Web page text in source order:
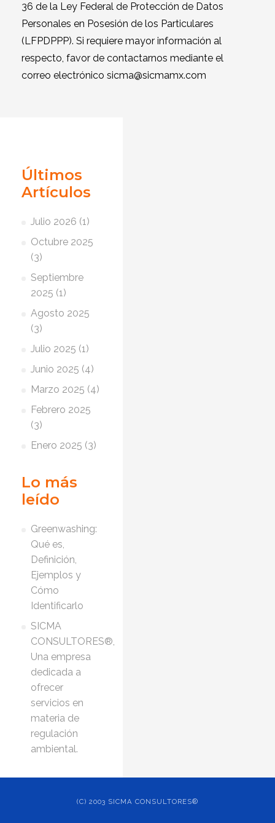
Últimos
Artículos
Julio 2026 (1)
Octubre 2025
(3)
Septiembre
2025 (1)
Agosto 2025
(3)
Julio 2025 (1)
Junio 2025 (4)
Marzo 2025 (4)
Febrero 2025
(3)
Enero 2025 (3)
Lo más
leído
Greenwashing:
Qué es,
Definición,
Ejemplos y
Cómo
Identificarlo
SICMA
CONSULTORES®,
Una empresa
dedicada a
ofrecer
servicios en
materia de
regulación
ambiental.
36 de la Ley Federal de Protección de Datos
Personales en Posesión de los Particulares
(LFPDPPP). Si requiere mayor información al
respecto, favor de contactarnos mediante el
correo electrónico sicma@sicmamx.com
(C) 2003 SICMA CONSULTORES®